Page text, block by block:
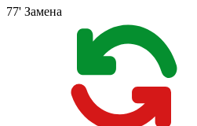
77' Замена